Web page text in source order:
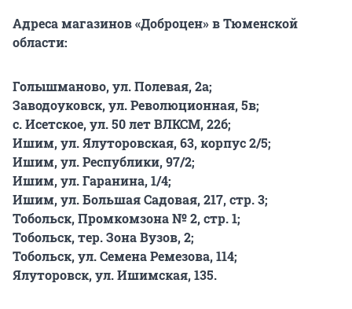
Адреса магазинов «Доброцен» в Тюменской
области:
Голышманово, ул. Полевая, 2а;
Заводоуковск, ул. Революционная, 5в;
с. Исетское, ул. 50 лет ВЛКСМ, 22б;
Ишим, ул. Ялуторовская, 63, корпус 2/5;
Ишим, ул. Республики, 97/2;
Ишим, ул. Гаранина, 1/4;
Ишим, ул. Большая Садовая, 217, стр. 3;
Тобольск, Промкомзона № 2, стр. 1;
Тобольск, тер. Зона Вузов, 2;
Тобольск, ул. Семена Ремезова, 114;
Ялуторовск, ул. Ишимская, 135.